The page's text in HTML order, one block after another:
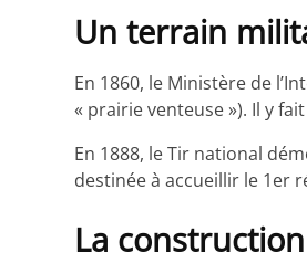
Un terrain
En 1860, le Ministère de
« prairie venteuse »). Il y
En 1888, le Tir national
destinée à accueillir le 1er
La